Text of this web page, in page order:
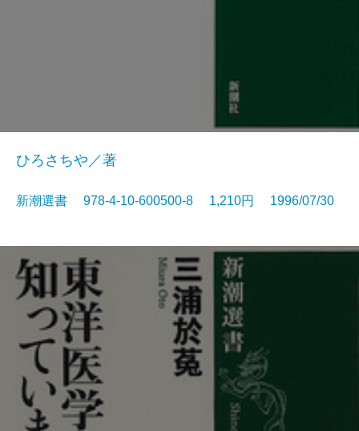
ひろさちや／著
新潮選書 978-4-10-600500-8 1,210円 1996/07/30